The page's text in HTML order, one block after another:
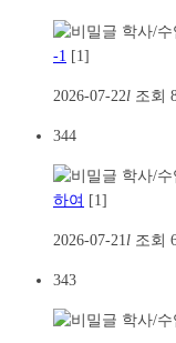
학사/수
-1 [1]
2026-07-22l 조회
344
학사/수
하여 [1]
2026-07-21 l 조회
343
학사/수